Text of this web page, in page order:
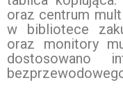
oraz centrum
w bibliotece
oraz monitory
dostosowano